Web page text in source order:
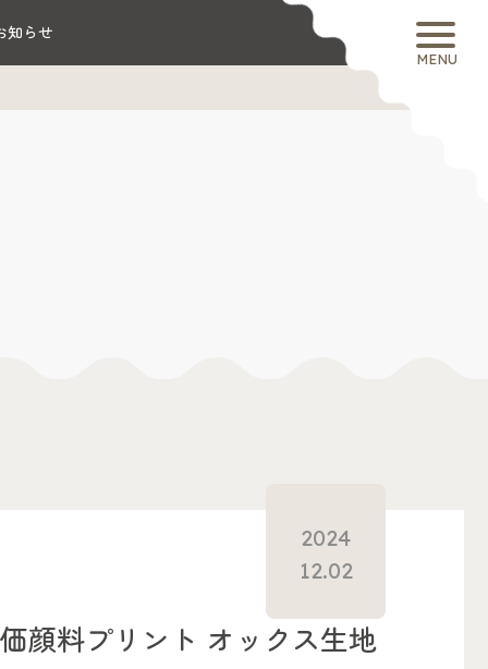
MENU
知らせ
顔料プリント オックス生地
2024
12.02